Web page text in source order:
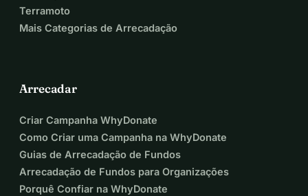
Terramoto
Mais Categorias de Arrecadação
Arrecadar
Criar Campanha WhyDonate
Como Criar uma Campanha na WhyDonate
Guias de Arrecadação de Fundos
Arrecadação de Fundos para Organizações
Porquê Confiar na WhyDonate